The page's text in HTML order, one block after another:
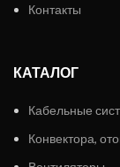
Контакты
КАТАЛОГ
Кабельные
Конвектора,